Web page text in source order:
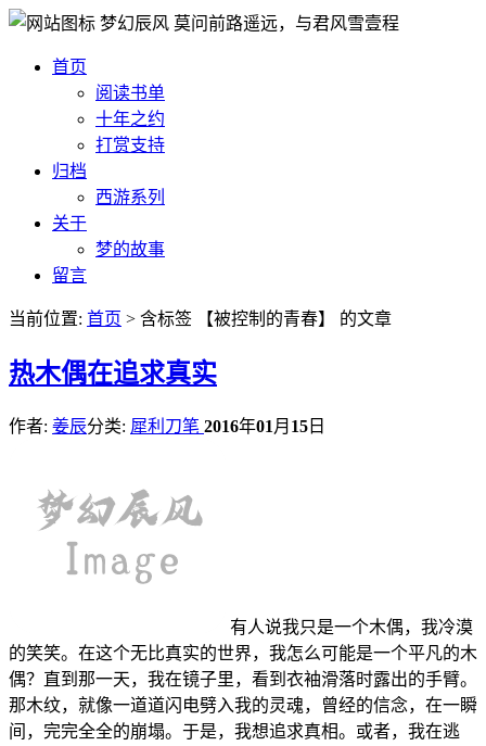
梦幻辰风 莫问前路遥远，与君风雪壹程
首页
阅读书单
十年之约
打赏支持
归档
西游系列
关于
梦的故事
留言
当前位置: 首页 > 含标签 【被控制的青春】 的文章
热木偶在追求真实
作者: 姜辰分类: 犀利刀笔 2016年01 月 15 日
有人说我只是一个木偶，我冷漠
的笑笑。在这个无比真实的世界，我怎么可能是一个平凡的木
偶？直到那一天，我在镜子里，看到衣袖滑落时露出的手臂。
那木纹，就像一道道闪电劈入我的灵魂，曾经的信念，在一瞬
间，完完全全的崩塌。于是，我想追求真相。或者，我在逃